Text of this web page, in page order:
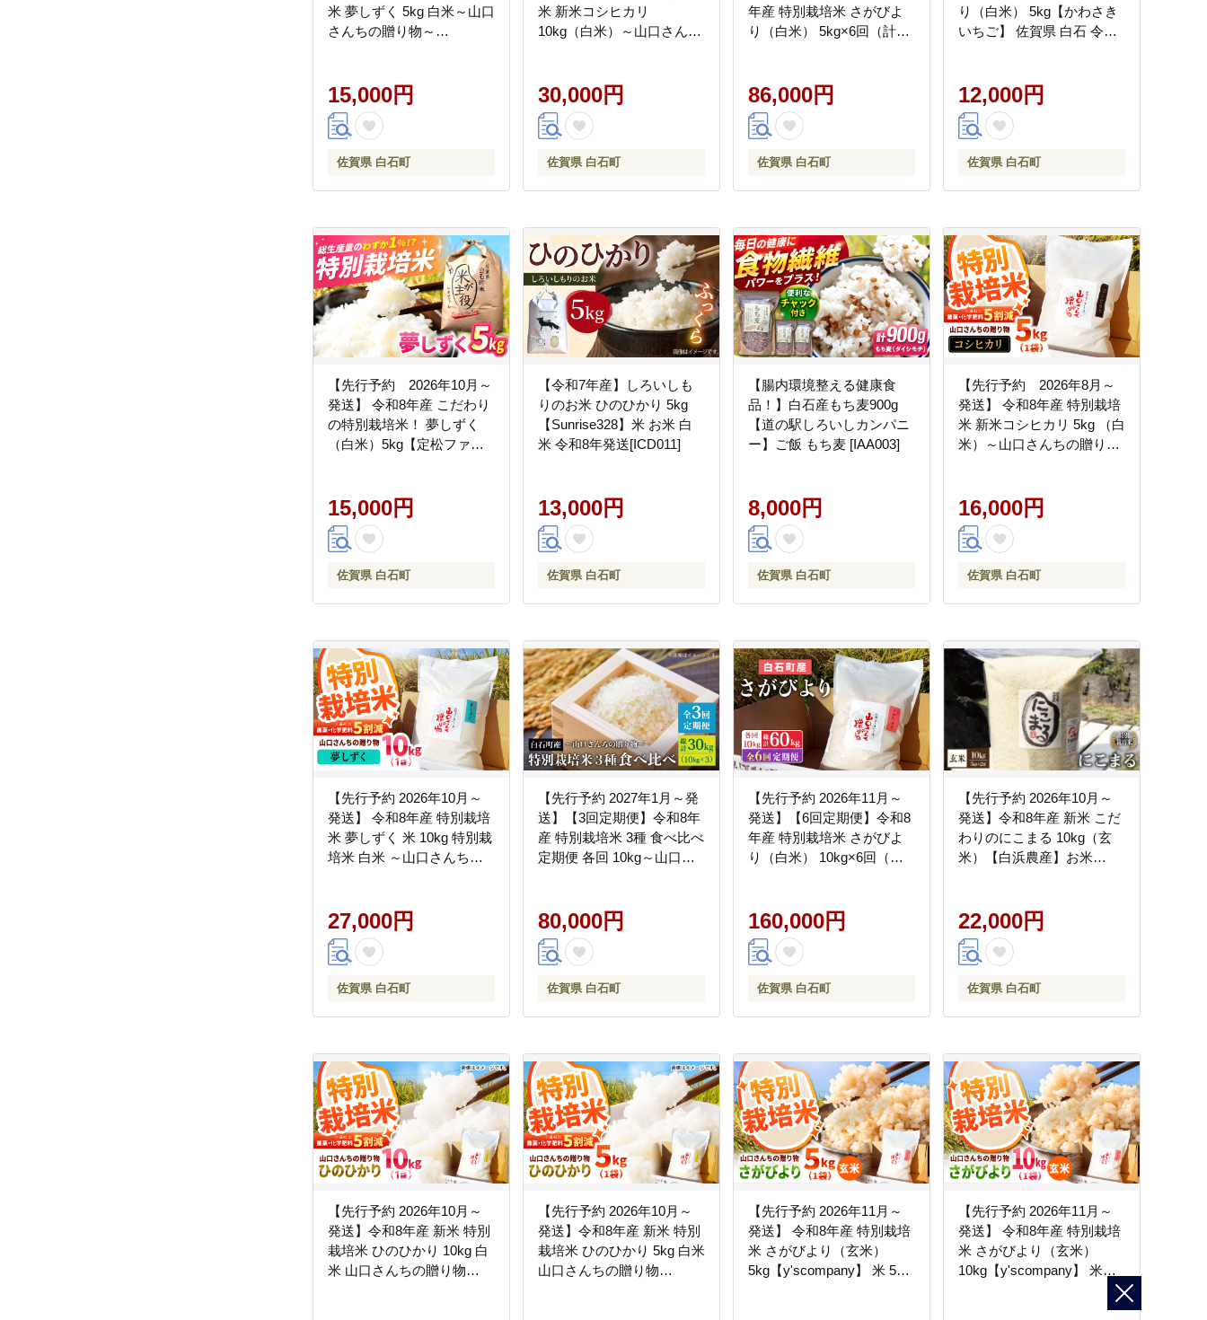
米 夢しずく 5kg 白米～山口
さんちの贈り物～
産米こめ お米 白米 ブラン
ド米 ゆめしずく 白石 令和8
年発送[IAS007]
15,000円
佐賀県 白石町
米 新米コシヒカリ
10kg（白米）～山口さんち
佐賀 産 ご飯 白米 おすすめ
人気 ランキング コメ こし
ひかり 佐賀県 白石町 白石
30,000円
佐賀県 白石町
年産 特別栽培米 さがびよ
り（白米） 5kg×6回（計
[IAS016]
86,000円
佐賀県 白石町
り（白米） 5kg【かわさき
いちご】 佐賀県 白石 令和8
12,000円
佐賀県 白石町
【先行予約 2026年10月～
発送】 令和8年産 こだわり
の特別栽培米！ 夢しずく
（白米）5kg【定松ファー
栽培米 令和8年 おすすめ 人
気 佐賀県 白石町 白石
[IBV003]
15,000円
佐賀県 白石町
【令和7年産】しろいしも
りのお米 ひのひかり 5kg
【Sunrise328】米 お米 白
米 令和8年発送[ICD011]
13,000円
佐賀県 白石町
【腸内環境整える健康食
品！】白石産もち麦900g
【道の駅しろいしカンパニ
ー】ご飯 もち麦 [IAA003]
8,000円
佐賀県 白石町
【先行予約 2026年8月～
発送】 令和8年産 特別栽培
米 新米コシヒカリ 5kg （白
米）～山口さんちの贈り物
米 おすすめ 人気 ランキン
グ コメ こしひかり コシヒ
カリ 佐賀県 白石町 白石
16,000円
佐賀県 白石町
【先行予約 2026年10月～
発送】 令和8年産 特別栽培
米 夢しずく 米 10kg 特別栽
培米 白米 ～山口さんちの
賀県産 国産米 コメ こめ お
米 白米 ブランド米 ゆめし
ずく 白石 令和8年発送
27,000円
佐賀県 白石町
【先行予約 2027年1月～発
送】【3回定期便】令和8年
産 特別栽培米 3種 食べ比べ
定期便 各回 10kg～山口さ
より 夢しずく ひのひかり
10kg 30kg 精米 特A 特A評
価 佐賀県産 国産米 コメ こ
白米 おにぎり 九州 佐賀県
白石町 人気 おすすめ
80,000円
佐賀県 白石町
【先行予約 2026年11月～
発送】【6回定期便】令和8
年産 特別栽培米 さがびよ
り（白米） 10kg×6回（計
[IAS017]
160,000円
佐賀県 白石町
【先行予約 2026年10月～
発送】令和8年産 新米 こだ
わりのにこまる 10kg（玄
米）【白浜農産】お米
22,000円
佐賀県 白石町
【先行予約 2026年10月～
発送】令和8年産 新米 特別
栽培米 ひのひかり 10kg 白
米 山口さんちの贈り物
【先行予約 2026年10月～
発送】令和8年産 新米 特別
栽培米 ひのひかり 5kg 白米
山口さんちの贈り物
【先行予約 2026年11月～
発送】 令和8年産 特別栽培
米 さがびより（玄米）
5kg【y'scompany】 米 5kg
【先行予約 2026年11月～
発送】 令和8年産 特別栽培
米 さがびより（玄米）
10kg【y'scompany】 米
賀県産 国産米 コメ こめ お